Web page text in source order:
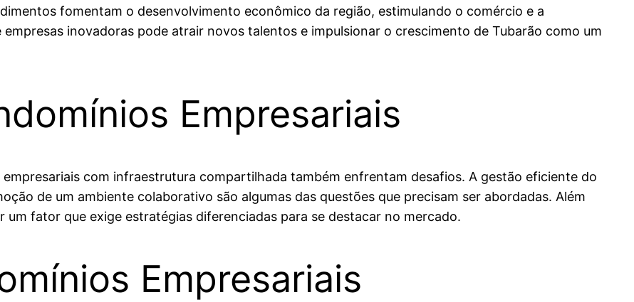
fomentam o desenvolvimento econômico da região, estimulando o comércio e a
inovadoras pode atrair novos talentos e impulsionar o crescimento de Tubarão como um
Empresariais
com infraestrutura compartilhada também enfrentam desafios. A gestão eficiente do
de um ambiente colaborativo são algumas das questões que precisam ser abordadas. Além
um fator que exige estratégias diferenciadas para se destacar no mercado.
Empresariais